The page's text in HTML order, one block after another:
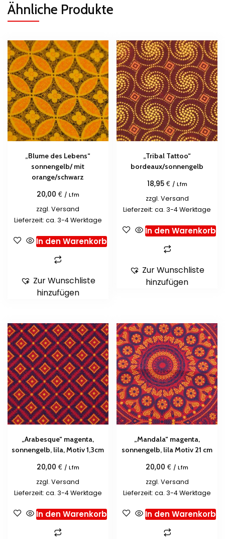
Ähnliche Produkte
„Blume des Lebens“
sonnengelb/ mit
orange/schwarz
20,00 € / Lfm
zzgl.Versand
Lieferzeit: ca. 3-4 Werktage
In den Warenkorb
Zur Wunschliste
hinzufügen
„Tribal Tattoo“
bordeaux/sonnengelb
18,95 € / Lfm
zzgl. Versand
Lieferzeit: ca. 3-4 Werktage
In den Warenkorb
Zur Wunschliste
hinzufügen
„Arabesque“ magenta,
sonnengelb, lila, Motiv 1,3cm
20,00 € / Lfm
zzgl.Versand
Lieferzeit: ca. 3-4 Werktage
In den Warenkorb
„Mandala“ magenta,
sonnengelb, lila Motiv 21 cm
20,00€ / Lfm
zzgl. Versand
Lieferzeit: ca. 3-4 Werktage
In den Warenkorb